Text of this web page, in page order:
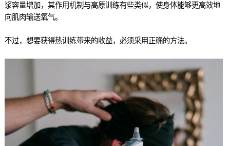
浆容量增加，其作用机制与高原训练有些类似，使身体能够更高效地
向肌肉输送氧气。
不过，想要获得热训练带来的收益，必须采用正确的方法。